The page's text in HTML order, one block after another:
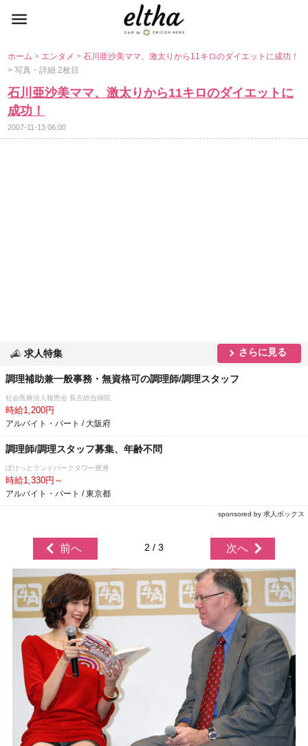
ホーム> エンタメ>石川亜沙美ママ、激太りから11キロのダイエットに成功！
> 写真・詳細 2枚目
石川亜沙美ママ、激太りから11キロのダイエットに
成功！
2007-11-13 06:00
求人特集 さらに見る
調理補助兼一般事務・無資格可の調理師/調理スタッフ
社会医療法人報恩会 長吉総合病院
時給1,200円
アルバイト・パート / 大阪府
調理師/調理スタッフ募集、年齢不問
ぽけっとランドパークタワー豊洲
時給1,330円～
アルバイト・パート / 東京都
sponsored by 求人ボックス
前へ 2 / 3 次へ